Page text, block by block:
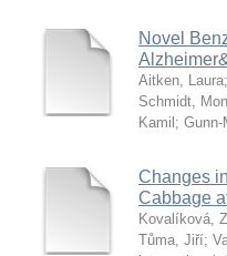
Novel
Aitken, Laura;
Schmidt,
Kamil ; Gunn-
Changes
Cabbage
Kovalíková,
Tůma, Jiří;